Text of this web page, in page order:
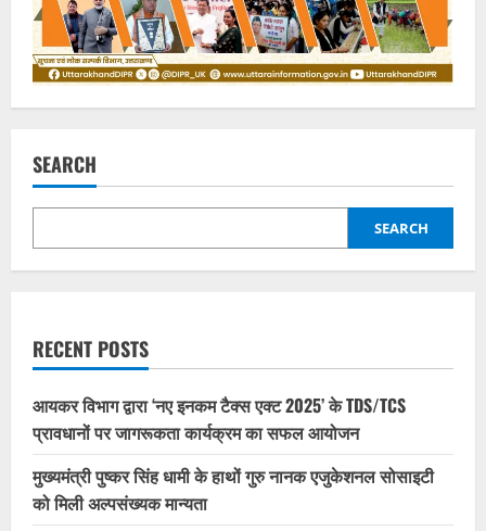
SEARCH
SEARCH
RECENT POSTS
आयकर विभाग द्वारा ‘नए इनकम टैक्स एक्ट 2025’ के TDS/TCS
प्रावधानों पर जागरूकता कार्यक्रम का सफल आयोजन
मुख्यमंत्री पुष्कर सिंह धामी के हाथों गुरु नानक एजुकेशनल सोसाइटी
को मिली अल्पसंख्यक मान्यता